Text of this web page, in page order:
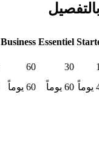
Essentiel
Business
30
60
60 يوماً 60 يوماً